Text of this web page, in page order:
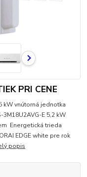
PRI CENE
kW vnútorná jednotka
3M18U2AVG-E 5,2 kW
Energetická trieda
EDGE white pre rok
popis